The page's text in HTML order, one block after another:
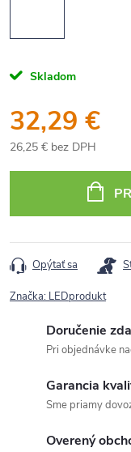
Skladom
32,29 €
26,25 € bez DPH
cena:
Opýtať sa
Značka: LEDprodukt
Doručenie
Pri objednávke
Garancia
Sme priamy
Overený